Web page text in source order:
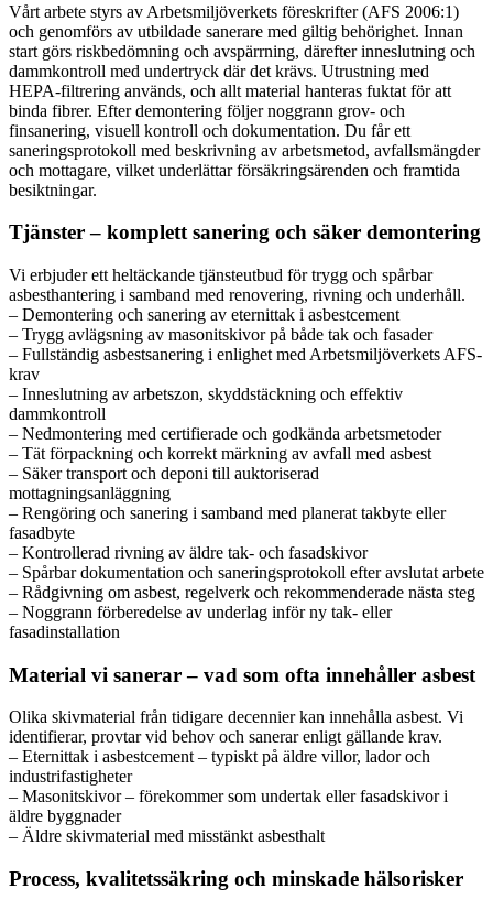
Vårt arbete styrs av Arbetsmiljöverkets föreskrifter (AFS 2006:1)
och genomförs av utbildade sanerare med giltig behörighet. Innan
start görs riskbedömning och avspärrning, därefter inneslutning och
dammkontroll med undertryck där det krävs. Utrustning med
HEPA-filtrering används, och allt material hanteras fuktat för att
binda fibrer. Efter demontering följer noggrann grov- och
finsanering, visuell kontroll och dokumentation. Du får ett
saneringsprotokoll med beskrivning av arbetsmetod, avfallsmängder
och mottagare, vilket underlättar försäkringsärenden och framtida
besiktningar.
Tjänster – komplett sanering och säker demontering
Vi erbjuder ett heltäckande tjänsteutbud för trygg och spårbar
asbesthantering i samband med renovering, rivning och underhåll.
– Demontering och sanering av eternittak i asbestcement
– Trygg avlägsning av masonitskivor på både tak och fasader
– Fullständig asbestsanering i enlighet med Arbetsmiljöverkets AFS-
krav
– Inneslutning av arbetszon, skyddstäckning och effektiv
dammkontroll
– Nedmontering med certifierade och godkända arbetsmetoder
– Tät förpackning och korrekt märkning av avfall med asbest
– Säker transport och deponi till auktoriserad
mottagningsanläggning
– Rengöring och sanering i samband med planerat takbyte eller
fasadbyte
– Kontrollerad rivning av äldre tak- och fasadskivor
– Spårbar dokumentation och saneringsprotokoll efter avslutat arbete
– Rådgivning om asbest, regelverk och rekommenderade nästa steg
– Noggrann förberedelse av underlag inför ny tak- eller
fasadinstallation
Material vi sanerar – vad som ofta innehåller asbest
Olika skivmaterial från tidigare decennier kan innehålla asbest. Vi
identifierar, provtar vid behov och sanerar enligt gällande krav.
– Eternittak i asbestcement – typiskt på äldre villor, lador och
industrifastigheter
– Masonitskivor – förekommer som undertak eller fasadskivor i
äldre byggnader
– Äldre skivmaterial med misstänkt asbesthalt
Process, kvalitetssäkring och minskade hälsorisker